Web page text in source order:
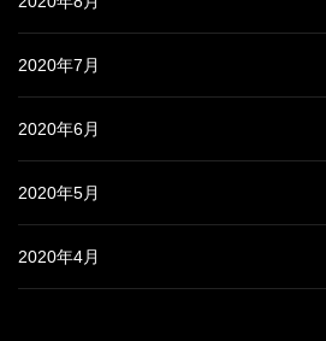
2020年7月
2020年6月
2020年5月
2020年4月